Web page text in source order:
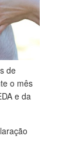
de
o mês
e da